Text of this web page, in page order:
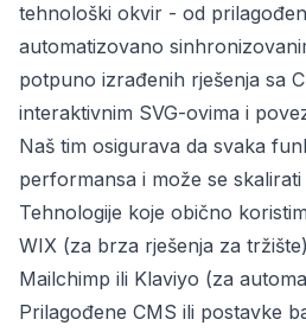
tehnološki okvir - od
automatizovano
potpuno izrađenih rješenja sa
interaktivnim SVG-ovima i
Naš tim osigurava da svaka
performansa i može se
Tehnologije koje obično
WIX (za brza rješenja za tržište)
Mailchimp ili Klaviyo (za
Prilagođene CMS ili postavke